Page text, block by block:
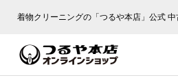
着物クリーニングの「つるや本店」公式 中